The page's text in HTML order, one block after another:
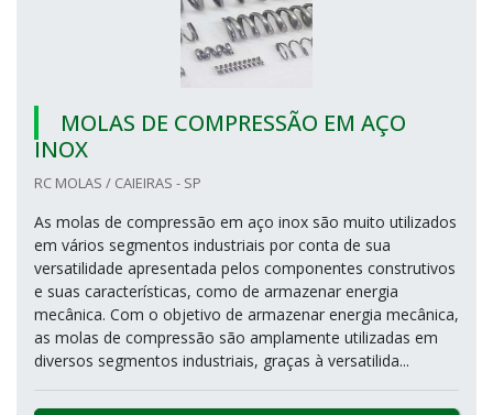
MOLAS DE COMPRESSÃO EM AÇO
INOX
RC MOLAS / CAIEIRAS - SP
As molas de compressão em aço inox são muito utilizados
em vários segmentos industriais por conta de sua
versatilidade apresentada pelos componentes construtivos
e suas características, como de armazenar energia
mecânica. Com o objetivo de armazenar energia mecânica,
as molas de compressão são amplamente utilizadas em
diversos segmentos industriais, graças à versatilida...